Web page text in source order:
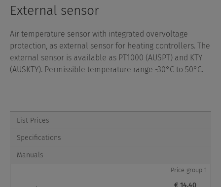
External sensor
Air temperature sensor with integrated overvoltage
protection, as external sensor for heating controllers. The
external sensor is available as PT1000 (AUSPT) and KTY
(AUSKTY). Permissible temperature range -30°C to 50°C.
List Prices
Specifications
Manuals
Price group 1